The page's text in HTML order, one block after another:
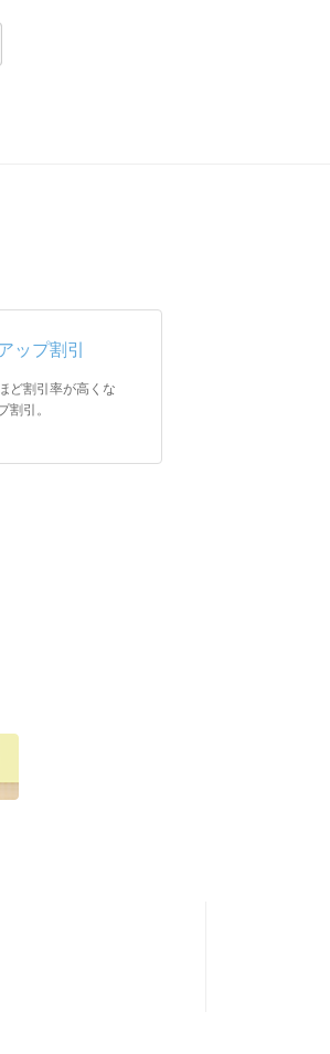
ップ割引
ど割引率が高くな
割引。